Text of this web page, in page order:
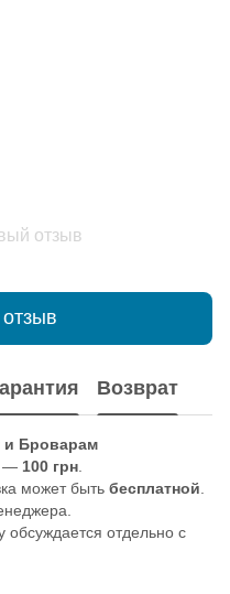
отзыв
Возврат
и Броварам
— 100 грн
может быть бесплатной
обсуждается отдельно с